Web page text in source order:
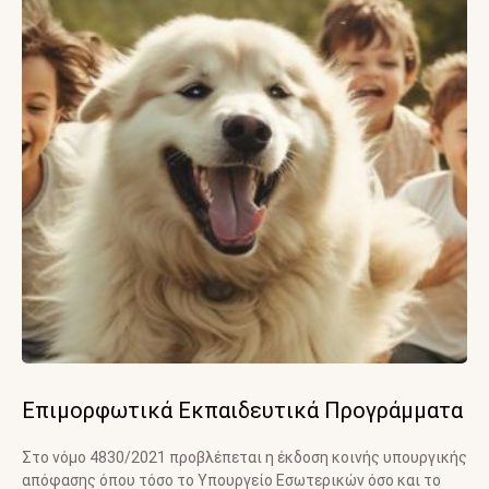
Επιμορφωτικά Εκπαιδευτικά Προγράμματα
Στο νόμο 4830/2021 προβλέπεται η έκδοση κοινής υπουργικής
απόφασης όπου τόσο το Υπουργείο Εσωτερικών όσο και το